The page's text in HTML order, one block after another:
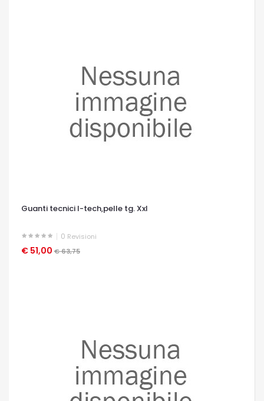
Guanti tecnici l-tech,pelle tg. Xxl
0 Revisioni
€ 51,00 € 63,75
OCCHIATA VELOCE